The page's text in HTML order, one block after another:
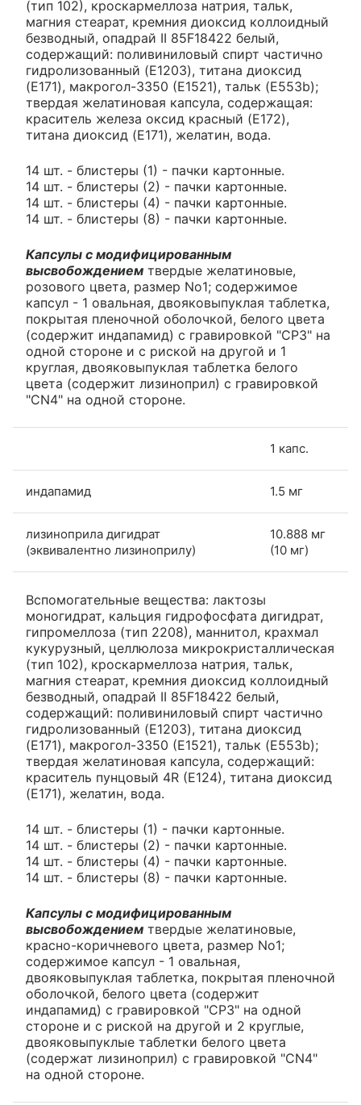
(тип 102), кроскармеллоза натрия, тальк,
магния стеарат, кремния диоксид коллоидный
безводный, опадрай II 85F18422 белый,
содержащий: поливиниловый спирт частично
гидролизованный (E1203), титана диоксид
(E171), макрогол-3350 (E1521), тальк (E553b);
твердая желатиновая капсула, содержащая:
краситель железа оксид красный (E172),
титана диоксид (E171), желатин, вода.
14 шт. - блистеры (1) - пачки картонные.
14 шт. - блистеры (2) - пачки картонные.
14 шт. - блистеры (4) - пачки картонные.
14 шт. - блистеры (8) - пачки картонные.
Капсулы с модифицированным
высвобождением твердые желатиновые,
розового цвета, размер No1; содержимое
капсул - 1 овальная, двояковыпуклая таблетка,
покрытая пленочной оболочкой, белого цвета
(содержит индапамид) с гравировкой "СР3" на
одной стороне и с риской на другой и 1
круглая, двояковыпуклая таблетка белого
цвета (содержит лизиноприл) с гравировкой
"CN4" на одной стороне.
1 капс.
индапамид 1.5 мг
лизиноприла дигидрат
(эквивалентно лизиноприлу)
10.888 мг
(10 мг)
Вспомогательные вещества: лактозы
моногидрат, кальция гидрофосфата дигидрат,
гипромеллоза (тип 2208), маннитол, крахмал
кукурузный, целлюлоза микрокристаллическая
(тип 102), кроскармеллоза натрия, тальк,
магния стеарат, кремния диоксид коллоидный
безводный, опадрай II 85F18422 белый,
содержащий: поливиниловый спирт частично
гидролизованный (E1203), титана диоксид
(E171), макрогол-3350 (E1521), тальк (E553b);
твердая желатиновая капсула, содержащий:
краситель пунцовый 4R (E124), титана диоксид
(E171), желатин, вода.
14 шт. - блистеры (1) - пачки картонные.
14 шт. - блистеры (2) - пачки картонные.
14 шт. - блистеры (4) - пачки картонные.
14 шт. - блистеры (8) - пачки картонные.
Капсулы с модифицированным
высвобождением твердые желатиновые,
красно-коричневого цвета, размер No1;
содержимое капсул - 1 овальная,
двояковыпуклая таблетка, покрытая пленочной
оболочкой, белого цвета (содержит
индапамид) с гравировкой "СР3" на одной
стороне и с риской на другой и 2 круглые,
двояковыпуклые таблетки белого цвета
(содержат лизиноприл) с гравировкой "CN4"
на одной стороне.